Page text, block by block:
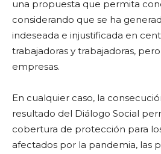
una propuesta que permita
considerando que se ha
indeseada e injustificada en
trabajadoras y trabajadoras,
empresas.
En cualquier caso, la
resultado del Diálogo Social
cobertura de protección para
afectados por la pandemia, las